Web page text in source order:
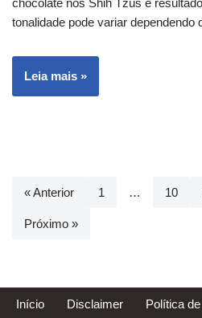
tonalidade pode variar dependendo
Leia mais »
« Anterior 1 … 10
Próximo »
Início Disclaimer Política